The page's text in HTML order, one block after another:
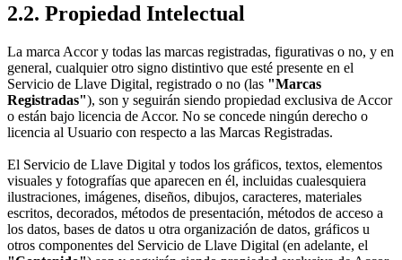
2.2. Propiedad Intelectual
La marca Accor y todas las marcas registradas, figurativas o no, y en
general, cualquier otro signo distintivo que esté presente en el
Servicio de Llave Digital, registrado o no (las "Marcas
Registradas"), son y seguirán siendo propiedad exclusiva de Accor
o están bajo licencia de Accor. No se concede ningún derecho o
licencia al Usuario con respecto a las Marcas Registradas.
El Servicio de Llave Digital y todos los gráficos, textos, elementos
visuales y fotografías que aparecen en él, incluidas cualesquiera
ilustraciones, imágenes, diseños, dibujos, caracteres, materiales
escritos, decorados, métodos de presentación, métodos de acceso a
los datos, bases de datos u otra organización de datos, gráficos u
otros componentes del Servicio de Llave Digital (en adelante, el